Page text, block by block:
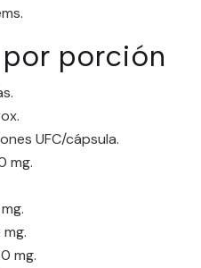
porción
UFC/cápsula.
mg.
mg.